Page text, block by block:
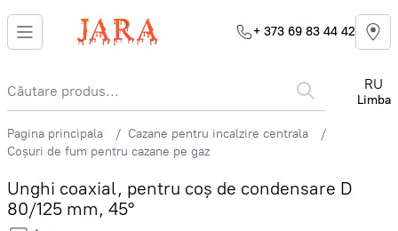
+ 373 69 83 44 42
RU
Limba
Pagina principala
Cazane pentru incalzire centrala
Coșuri de fum pentru cazane pe gaz
Unghi coaxial, pentru coș de condensare D
80/125 mm, 45°